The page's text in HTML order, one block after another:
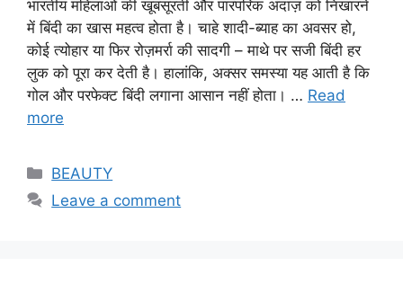
भारतीय महिलाओं की खूबसूरती और पारंपरिक अंदाज़ को निखारने
में बिंदी का खास महत्व होता है। चाहे शादी-ब्याह का अवसर हो,
कोई त्योहार या फिर रोज़मर्रा की सादगी – माथे पर सजी बिंदी हर
लुक को पूरा कर देती है। हालांकि, अक्सर समस्या यह आती है कि
गोल और परफेक्ट बिंदी लगाना आसान नहीं होता। … Read
more
Categories
BEAUTY
Leave a comment